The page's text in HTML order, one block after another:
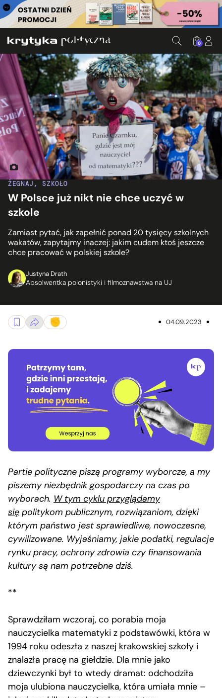
0
ŻEGNAJ, SZKOŁO
W Polsce już nikt nie chce uczyć w
szkole
Zamiast pytać, jak zapełnić ponad 20 tysięcy szkolnych
wakatów, zapytajmy inaczej: jakim cudem ktoś jeszcze
chce pracować w polskiej szkole?
Justyna Drath
Absolwentka polonistyki i filmoznawstwa na UJ
Manifestacja Związku Nauczycielstwa Polskiego w
04.09.2023
Partie polityczne piszą programy wyborcze, a my
piszemy niezbędnik gospodarczy na czas po
wyborach. W tym cyklu przyglądamy
się politykom publicznym, rozwiązaniom, dzięki
którym państwo jest sprawiedliwe, nowoczesne,
cywilizowane. Wyjaśniamy, jakie podatki, regulacje
rynku pracy, ochrony zdrowia czy finansowania
kultury są nam potrzebne dziś.
**
Sprawdziłam wczoraj, co porabia moja
nauczycielka matematyki z podstawówki, która w
1994 roku odeszła z naszej krakowskiej szkoły i
znalazła pracę na giełdzie. Dla mnie jako
dziewczynki był to wtedy dramat: odchodziła
moja ulubiona nauczycielka, która umiała mnie –